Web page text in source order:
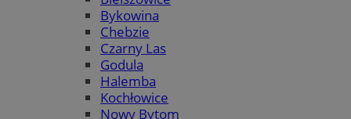
Bykowina
Chebzie
Czarny Las
Godula
Halemba
Kochłowice
Nowy Bytom